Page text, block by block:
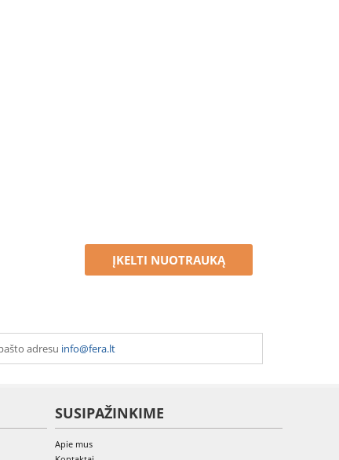
ĮKELTI NUOTRAUKĄ
adresu info@fera.lt
SUSIPAŽINKIME
Apie mus